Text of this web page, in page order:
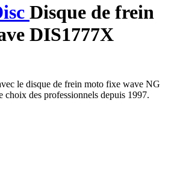
Disque de frein
DIS1777X
le disque de frein moto fixe wave NG
des professionnels depuis 1997.